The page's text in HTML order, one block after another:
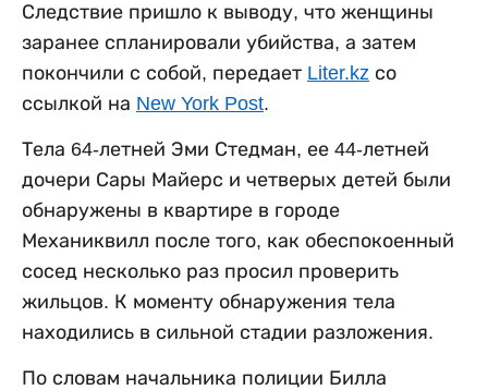
Следствие пришло к выводу, что женщины
заранее спланировали убийства, а затем
покончили с собой, передает Liter.kz со
ссылкой на New York Post.
Тела 64-летней Эми Стедман, ее 44-летней
дочери Сары Майерс и четверых детей были
обнаружены в квартире в городе
Механиквилл после того, как обеспокоенный
сосед несколько раз просил проверить
жильцов. К моменту обнаружения тела
находились в сильной стадии разложения.
По словам начальника полиции Билла